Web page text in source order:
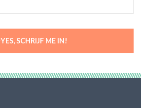
YES, SCHRIJF ME IN!